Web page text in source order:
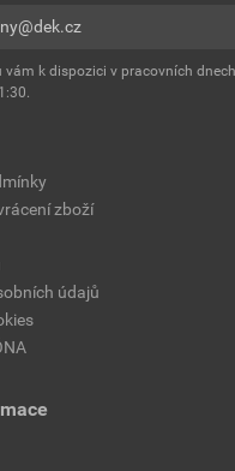
zboží
údajů
vám k dispozici v pracovních